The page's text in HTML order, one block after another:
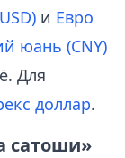
и Евро
юань (CNY)
Для
доллар.
сатоши»